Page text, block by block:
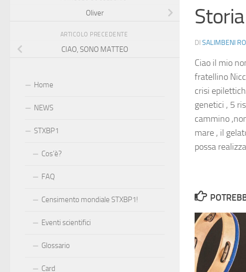
DI SALIMBENI
Ciao il mio
fratellino
crisi
genetici , 5
cammino
mare , il
possa
Oliver
ARTICOLO PRECEDENTE
CIAO, SONO MATTEO
Home
NEWS
STXBP1
Cos’è?
FAQ
Censimento mondiale STXBP1!
Eventi scientifici
Glossario
Card